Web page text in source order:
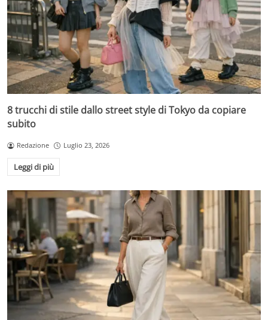
8 trucchi di stile dallo street style di Tokyo da copiare
subito
Redazione Luglio 23, 2026
Leggi di più